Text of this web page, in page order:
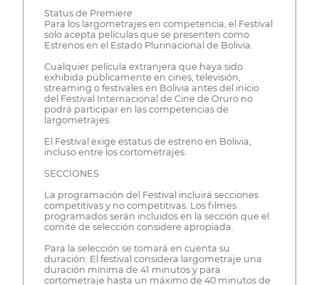
Status de Premiere
Para los largometrajes en competencia, el Festival
solo acepta películas que se presenten como
Estrenos en el Estado Plurinacional de Bolivia.
Cualquier película extranjera que haya sido
exhibida públicamente en cines, televisión,
streaming o festivales en Bolivia antes del inicio
del Festival Internacional de Cine de Oruro no
podrá participar en las competencias de
largometrajes.
El Festival exige estatus de estreno en Bolivia,
incluso entre los cortometrajes.
SECCIONES
La programación del Festival incluirá secciones
competitivas y no competitivas. Los filmes
programados serán incluidos en la sección que el
comité de selección considere apropiada.
Para la selección se tomará en cuenta su
duración: El festival considera largometraje una
duración mínima de 41 minutos y para
cortometraje hasta un máximo de 40 minutos de